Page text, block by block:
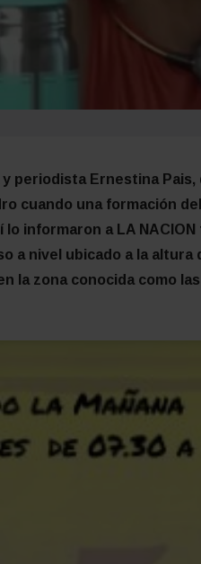
periodista Ernestina Pais,
cuando una formación
informaron a LA
a nivel ubicado a la altura
la zona conocida como